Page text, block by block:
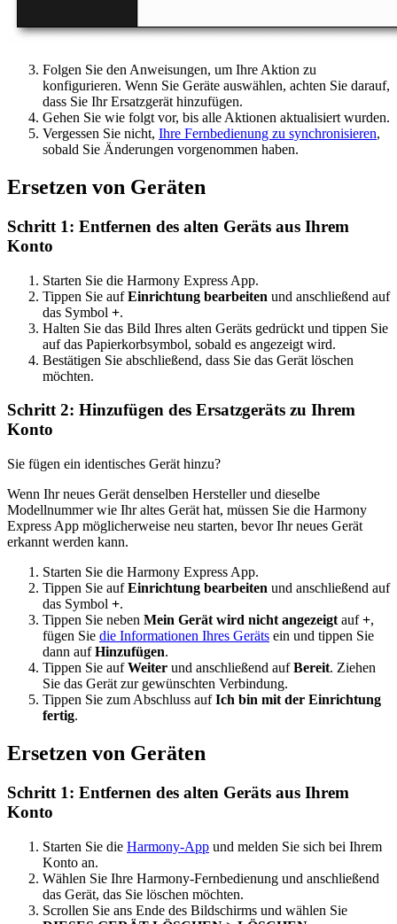
Folgen Sie den Anweisungen, um Ihre Aktion zu
konfigurieren. Wenn Sie Geräte auswählen, achten Sie darauf,
dass Sie Ihr Ersatzgerät hinzufügen.
Gehen Sie wie folgt vor, bis alle Aktionen aktualisiert wurden.
Vergessen Sie nicht, Ihre Fernbedienung zu synchronisieren,
sobald Sie Änderungen vorgenommen haben.
Ersetzen von Geräten
Schritt 1: Entfernen des alten Geräts aus Ihrem
Konto
Starten Sie die Harmony Express App.
Tippen Sie aufEinrichtung bearbeiten und anschließend auf
das Symbol +.
Halten Sie das Bild Ihres alten Geräts gedrückt und tippen Sie
auf das Papierkorbsymbol, sobald es angezeigt wird.
Bestätigen Sie abschließend, dass Sie das Gerät löschen
möchten.
Schritt 2: Hinzufügen des Ersatzgeräts zu Ihrem
Konto
Sie fügen ein identisches Gerät hinzu?
Wenn Ihr neues Gerät denselben Hersteller und dieselbe
Modellnummer wie Ihr altes Gerät hat, müssen Sie die Harmony
Express App möglicherweise neu starten, bevor Ihr neues Gerät
erkannt werden kann.
Starten Sie die Harmony Express App.
Tippen Sie aufEinrichtung bearbeiten und anschließend auf
das Symbol +.
Tippen Sie neben Mein Gerät wird nicht angezeigt auf+,
fügen Sie die Informationen Ihres Geräts ein und tippen Sie
dann aufHinzufügen.
Tippen Sie aufWeiter und anschließend aufBereit. Ziehen
Sie das Gerät zur gewünschten Verbindung.
Tippen Sie zum Abschluss aufIch bin mit der Einrichtung
fertig.
Ersetzen von Geräten
Schritt 1: Entfernen des alten Geräts aus Ihrem
Konto
Starten Sie die Harmony-App und melden Sie sich bei Ihrem
Konto an.
Wählen Sie Ihre Harmony-Fernbedienung und anschließend
das Gerät, das Sie löschen möchten.
Scrollen Sie ans Ende des Bildschirms und wählen Sie